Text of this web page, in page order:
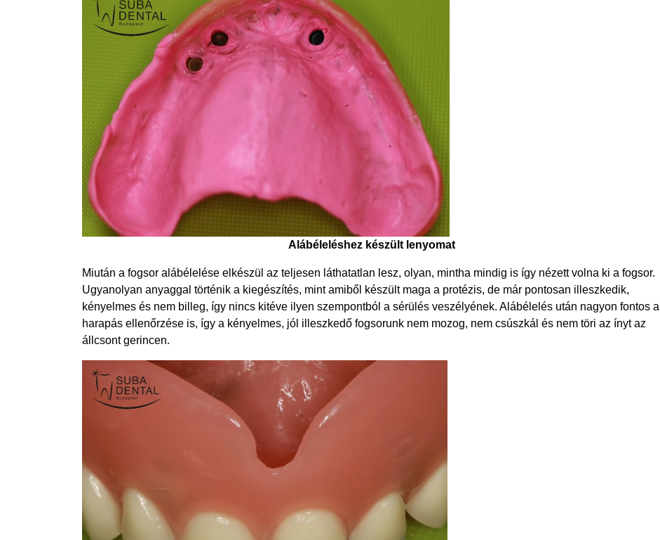
Alábéleléshez készült lenyomat
Miután a fogsor alábélelése elkészül az teljesen láthatatlan lesz, olyan, mintha mindig is így nézett volna ki a fogsor.
Ugyanolyan anyaggal történik a kiegészítés, mint amiből készült maga a protézis, de már pontosan illeszkedik,
kényelmes és nem billeg, így nincs kitéve ilyen szempontból a sérülés veszélyének. Alábélelés után nagyon fontos a
harapás ellenőrzése is, így a kényelmes, jól illeszkedő fogsorunk nem mozog, nem csúszkál és nem töri az ínyt az
állcsont gerincen.